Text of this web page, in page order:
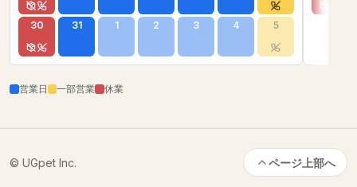
30 31 1 2 3 4 5
営業日 一部営業 休業
© UGpet Inc. ページ上部へ